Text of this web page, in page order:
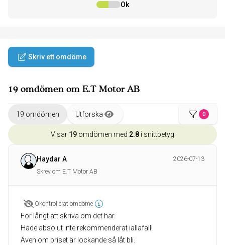
Ok
Skriv ett omdöme
19 omdömen om E.T Motor AB
19 omdömen Utforska 0
Visar 19 omdömen med 2.8 i snittbetyg
Haydar A
2026-07-13
Skrev om E.T Motor AB
Okontrollerat omdöme
För långt att skriva om det här.
Hade absolut inte rekommenderat iallafall!
Även om priset är lockande så låt bli.